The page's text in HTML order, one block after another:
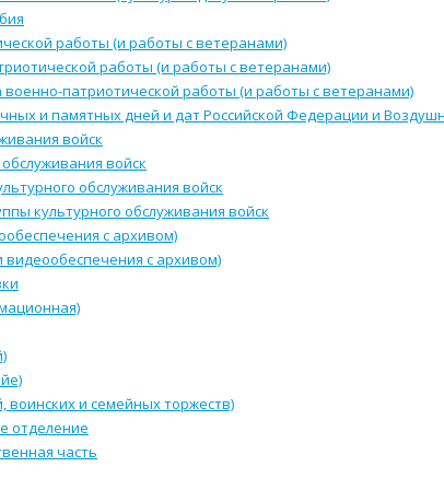
работы (и работы с ветеранами)
работы (и работы с ветеранами)
патриотической работы (и работы с ветеранами)
и памятных дней и дат Российской Федерации и
войск
войск
обслуживания войск
культурного обслуживания войск
с архивом)
видеообеспечения с архивом)
воинских и семейных торжеств)
отделение
часть